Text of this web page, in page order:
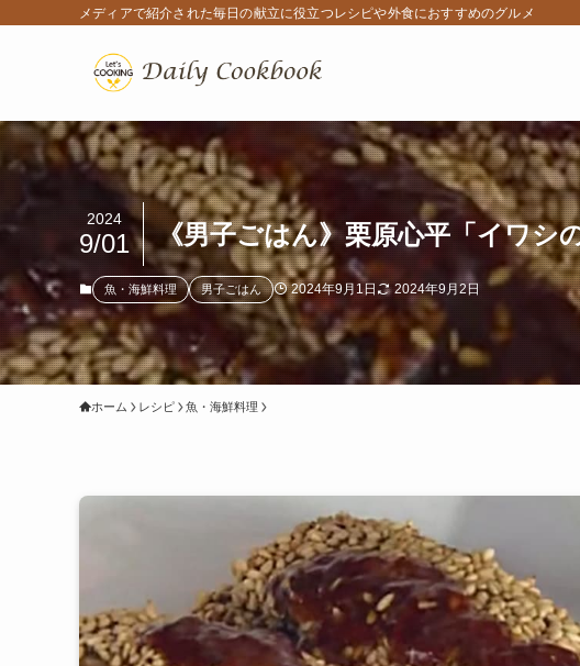
メディアで紹介された毎日の献立に役立つレシピや外食におすすめのグルメ
《男子ごはん》栗原心平「イワシ
2024
9/01
魚・海鮮料理 男子ごはん 2024年9月1日 2024年9月2日
ホーム レシピ 魚・海鮮料理